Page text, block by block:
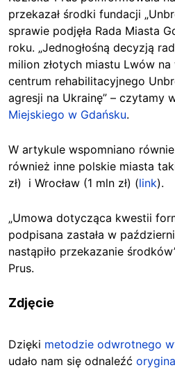
przekazał środki fundacji
sprawie podjęła Rada Miasta
roku. „Jednogłośną decyzją
milion złotych miastu Lwów
centrum rehabilitacyjnego
agresji na Ukrainę” – czytamy
Miejskiego w Gdańsku.
W artykule wspomniano
również inne polskie miasta
zł) i Wrocław (1 mln zł) (link).
„Umowa dotycząca kwestii
podpisana zastała w
nastąpiło przekazanie
Prus.
Zdjęcie
Dzięki metodzie odwrotnego
udało nam się odnaleźć